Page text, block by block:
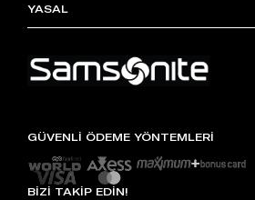
YASAL
GÜVENLİ ÖDEME YÖNTEMLERİ
BİZİ TAKİP EDİN!